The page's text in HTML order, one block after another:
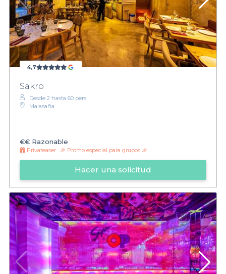
4,7
Sakro
Desde 2 hasta 60 pers.
Malasaña
€€ Razonable
Privateaser : 🎉 Promo especial para grupos 🎉
Hacer una solicitud